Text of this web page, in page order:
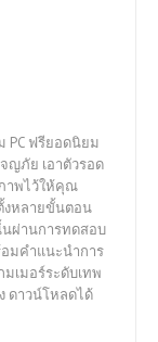
PC ฟรียอดนิยม
ญภัย เอาตัวรอด
าพไว้ให้คุณ
งหลายขั้นตอน
ผ่านการทดสอบ
อมคำแนะนำการ
เมอร์ระดับเทพ
ดาวน์โหลดได้